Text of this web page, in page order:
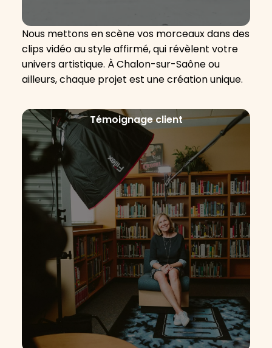
Nous mettons en scène vos morceaux dans des
clips vidéo au style affirmé, qui révèlent votre
univers artistique. À Chalon-sur-Saône ou
ailleurs, chaque projet est une création unique.
Témoignage client